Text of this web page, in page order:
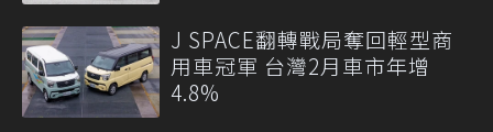
J SPACE翻轉戰局奪回輕型商
用車冠軍 台灣2月車市年增
4.8%